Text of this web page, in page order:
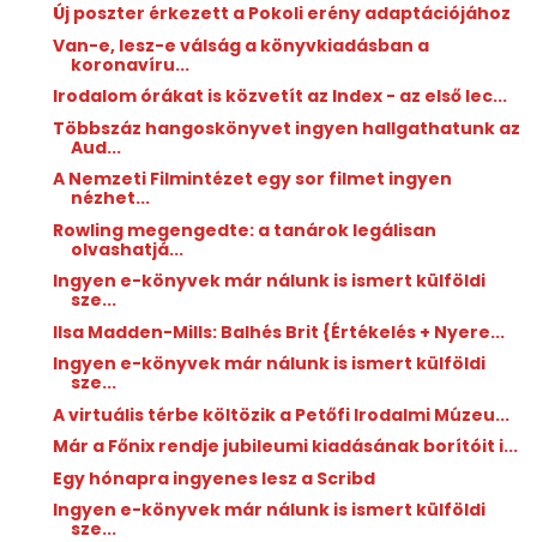
Új poszter érkezett a Pokoli erény adaptációjához
Van-e, lesz-e válság a könyvkiadásban a
koronavíru...
Irodalom órákat is közvetít az Index - az első lec...
Többszáz hangoskönyvet ingyen hallgathatunk az
Aud...
A Nemzeti Filmintézet egy sor filmet ingyen
nézhet...
Rowling megengedte: a tanárok legálisan
olvashatjá...
Ingyen e-könyvek már nálunk is ismert külföldi
sze...
Ilsa Madden-Mills: Balhés ​Brit {Értékelés + Nyere...
Ingyen e-könyvek már nálunk is ismert külföldi
sze...
A virtuális térbe költözik a Petőfi Irodalmi Múzeu...
Már a Főnix rendje jubileumi kiadásának borítóit i...
Egy hónapra ingyenes lesz a Scribd
Ingyen e-könyvek már nálunk is ismert külföldi
sze...